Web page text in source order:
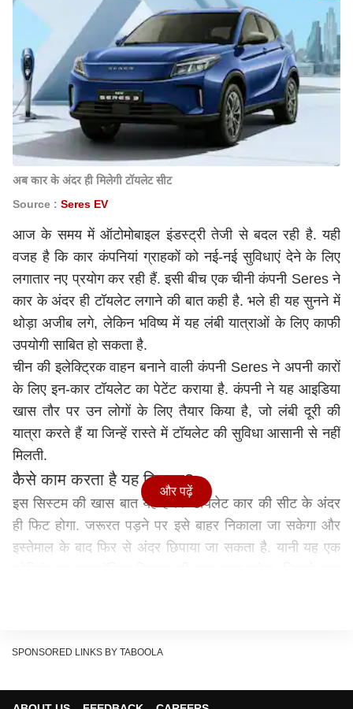
अब कार के अंदर ही मिलेगी टॉयलेट सीट
Source : Seres EV
आज के समय में ऑटोमोबाइल इंडस्ट्री तेजी से बदल रही है. यही
वजह है कि कार कंपनियां ग्राहकों को नई-नई सुविधाएं देने के लिए
लगातार नए प्रयोग कर रही हैं. इसी बीच एक चीनी कंपनी Seres ने
कार के अंदर ही टॉयलेट लगाने की बात कही है. भले ही यह सुनने में
थोड़ा अजीब लगे, लेकिन भविष्य में यह लंबी यात्राओं के लिए काफी
उपयोगी साबित हो सकता है.
चीन की इलेक्ट्रिक वाहन बनाने वाली कंपनी Seres ने अपनी कारों
के लिए इन-कार टॉयलेट का पेटेंट कराया है. कंपनी ने यह आइडिया
खास तौर पर उन लोगों के लिए तैयार किया है, जो लंबी दूरी की
यात्रा करते हैं या जिन्हें रास्ते में टॉयलेट की सुविधा आसानी से नहीं
मिलती.
कैसे काम करता है यह सिस्टम?
इस सिस्टम की खास बात यह है कि टॉयलेट कार की सीट के अंदर
ही फिट होगा. जरूरत पड़ने पर इसे बाहर निकाला जा सकेगा और
इस्तेमाल के बाद फिर से अंदर छिपाया जा सकता है. यानी यह एक
एडवांस वेस्ट मैनेजमेंट सिस्टम और गंध को कंट्रोल करने के लिए
परेशानी न हो. चीन की कंपनी Seres ने पिछले साल अप्रैल में गाड़ी
और पढ़ें
SPONSORED LINKS BY TABOOLA